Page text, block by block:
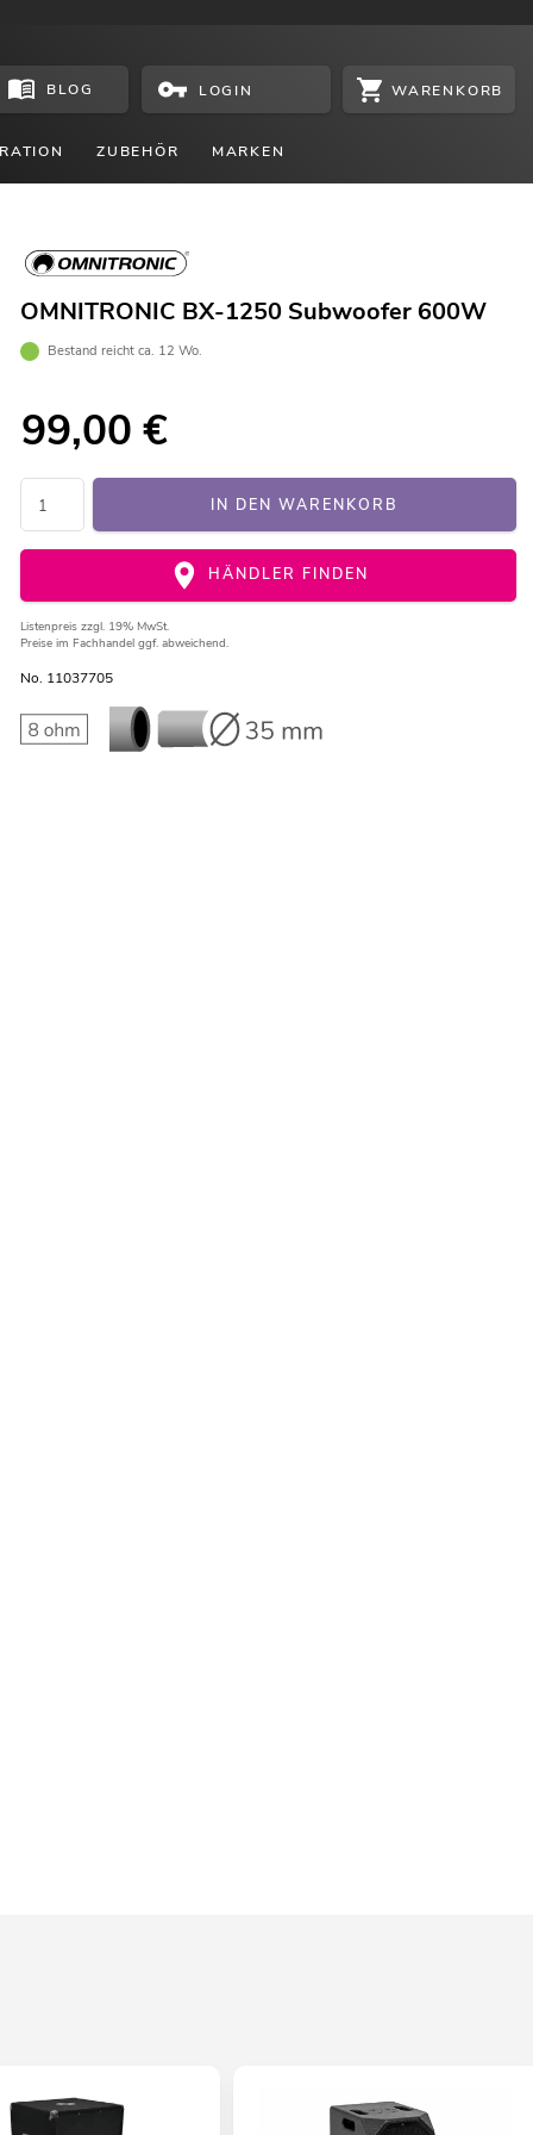
BLOG LOGIN WARENKORB
ZUBEHÖR MARKEN
OMNITRONIC BX-1250 Subwoofer 600W
Bestand reicht ca. 12 Wo.
99,00 €
IN DEN WARENKORB
HÄNDLER FINDEN
Listenpreis zzgl. 19% MwSt.
Preise im Fachhandel ggf. abweichend.
No. 11037705